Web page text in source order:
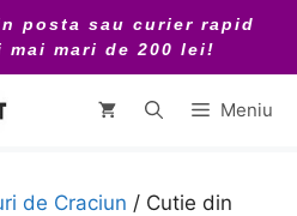
posta sau curier rapid
mai mari de 200 lei!
Meniu
de Craciun / Cutie din